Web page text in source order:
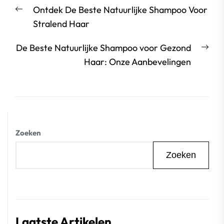
Vorige
bericht:
Ontdek De Beste Natuurlijke Shampoo Voor
Stralend Haar
De Beste Natuurlijke Shampoo voor Gezond
Haar: Onze Aanbevelingen
Zoeken
Zoeken